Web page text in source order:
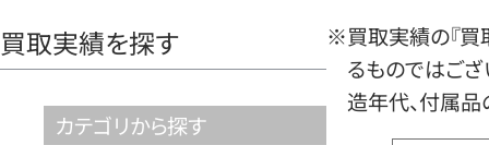
買取実績を探す
カテゴリから探す
※買取実績の『買
るものではござ
造年代、付属品